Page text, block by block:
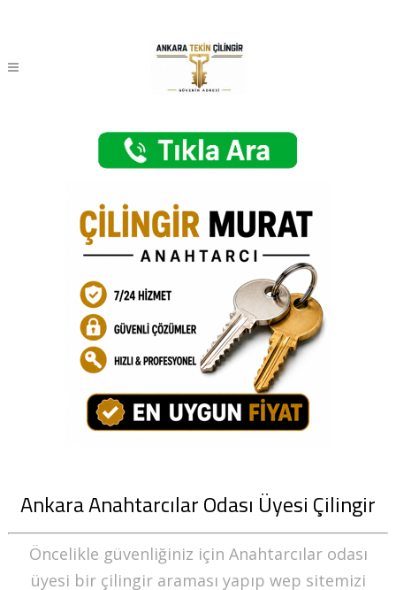
Ankara Anahtarcılar Odası Üyesi Çilingir
Öncelikle güvenliğiniz için Anahtarcılar odası
üyesi bir çilingir araması yapıp wep sitemizi